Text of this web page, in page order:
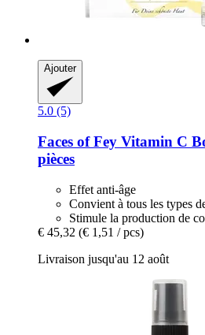
Ajouter
5.0 (5)
Faces of Fey Vitamin C
pièces
Effet anti-âge
Convient à tous les types
Stimule la production de
€ 45,32 (€ 1,51 / pcs)
Livraison jusqu'au 12 août